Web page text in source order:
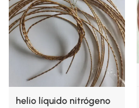
helio líquido nitrógeno